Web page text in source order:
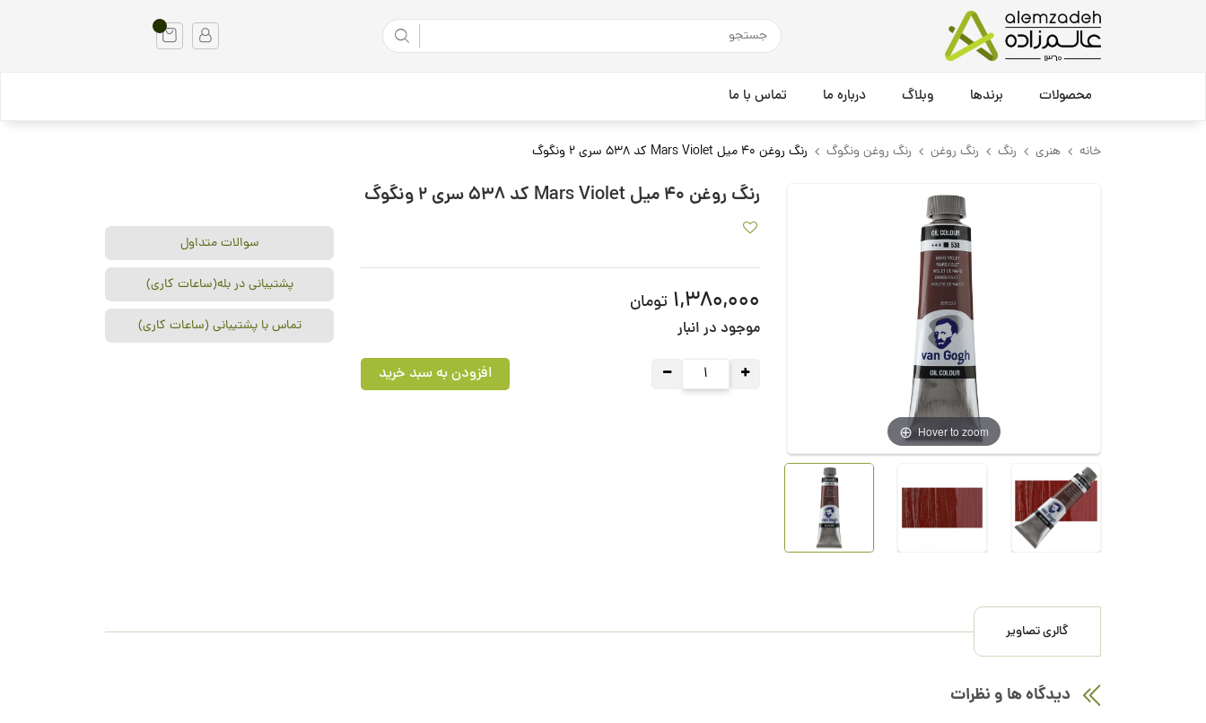
محصولات برندها وبلاگ درباره ما تماس با ما
خانه هنری رنگ رنگ روغن رنگ روغن ونگوگ رنگ روغن 40 میل Mars Violet کد 538 سری 2 ونگوگ
Hover to zoom
رنگ روغن 40 میل Mars Violet کد 538 سری 2 ونگوگ
1,380,000 تومان
موجود در انبار
افزودن به سبد خرید
سوالات متداول
پشتیبانی در بله(ساعات کاری)
تماس با پشتیبانی (ساعات کاری)
گالری تصاویر
دیدگاه ها و نظرات